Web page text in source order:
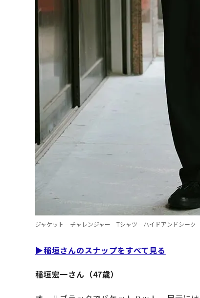
ジャケット＝チャレンジャー Tシャツ＝ハイドアンドシ
▶︎稲垣さんのスナップをすべて見る
稲垣宏一さん（47歳）